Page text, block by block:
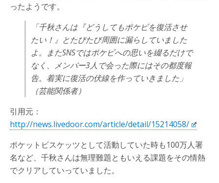
ったようです。
「千秋さんは『どうしてもポケビを復活させ
たい！』とたびたび周囲に漏らしていました
よ。またSNSではポケビへの思いを綴るだけで
なく、メンバー3人で会った際にはその都度報
告。着実に復活の伏線を作っていきました」
（芸能関係者）
引用元：
http://news.livedoor.com/article/detail/15214058/
ポケットビスケッツとして活動していた時も100万人署
名など、千秋さんは無理難題ともいえる課題をその情熱
でクリアしていっていました。